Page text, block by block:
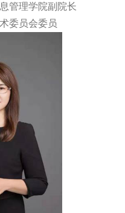
管理学院副院长
委员会委员